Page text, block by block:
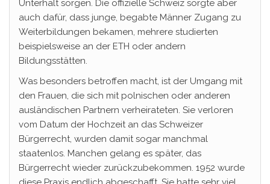
Unterhalt sorgen. Die offizielle Schweiz sorgte aber
auch dafür, dass junge, begabte Männer Zugang zu
Weiterbildungen bekamen, mehrere studierten
beispielsweise an der ETH oder andern
Bildungsstätten.
Was besonders betroffen macht, ist der Umgang mit
den Frauen, die sich mit polnischen oder anderen
ausländischen Partnern verheirateten. Sie verloren
vom Datum der Hochzeit an das Schweizer
Bürgerrecht, wurden damit sogar manchmal
staatenlos. Manchen gelang es später, das
Bürgerrecht wieder zurückzubekommen. 1952 wurde